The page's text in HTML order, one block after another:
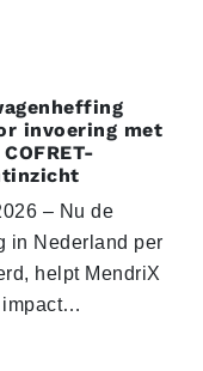
invoering met
– Nu de
in Nederland per
helpt MendriX
impact…